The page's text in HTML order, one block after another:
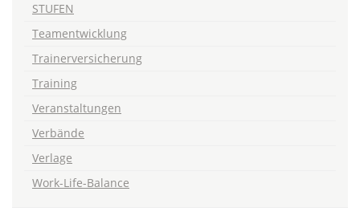
STUFEN
Teamentwicklung
Trainerversicherung
Training
Veranstaltungen
Verbände
Verlage
Work-Life-Balance